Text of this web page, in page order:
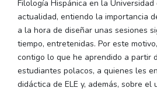
Filología Hispánica en la Universidad
actualidad, entiendo la importancia
a la hora de diseñar unas sesiones
tiempo, entretenidas. Por este
contigo lo que he aprendido a partir
estudiantes polacos, a quienes les
didáctica de ELE y, además, sobre el